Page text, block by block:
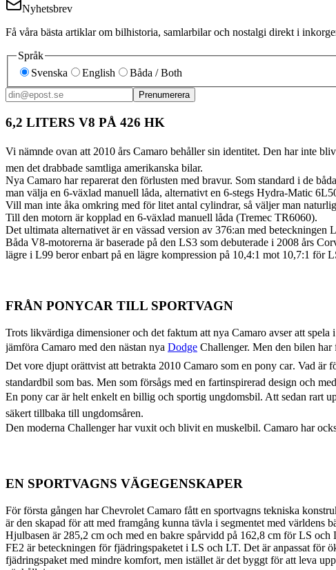
Nyhetsbrev
Få våra bästa artiklar om bilhistoria, samlarbilar och nostalgi direkt i
Språk
Svenska
English Båda / Both
Prenumerera
6,2 LITERS V8 PÅ 426 HK
Vi nämnde ovan att 2010 års Camaro behåller sin identitet. Den har inte
men det drabbade samtliga amerikanska bilar.
Nya Camaro har reparerat den förlusten med bravur. Som standard i de
man välja en 6-växlad manuell låda, alternativt en 6-stegs Hydra-Matic
Vill man inte åka omkring med för litet antal cylindrar, så väljer man
Till den motorn är kopplad en 6-växlad manuell låda (Tremec TR6060).
Det ultimata alternativet är en vässad version av 376:an med
Båda V8-motorerna är baserade på den LS3 som debuterade i 2008 års
lägre i L99 beror enbart på en lägre kompression på 10,4:1 mot 10,7:1 för
FRÅN PONYCAR TILL SPORTVAGN
Trots likvärdiga dimensioner och det faktum att nya Camaro avser att
jämföra Camaro med den nästan nya Dodge Challenger. Men den bilen har
Det vore djupt orättvist att betrakta 2010 Camaro som en pony car. Vad
standardbil som bas. Men som försågs med en fartinspirerad design och
En pony car är helt enkelt en billig och sportig ungdomsbil. Att sedan
säkert tillbaka till ungdomsåren.
Den moderna Challenger har vuxit och blivit en muskelbil. Camaro har
EN SPORTVAGNS VÄGEGENSKAPER
För första gången har Chevrolet Camaro fått en sportvagns tekniska
är den skapad för att med framgång kunna tävla i segmentet med
Hjulbasen är 285,2 cm och med en bakre spårvidd på 162,8 cm för LS
FE2 är beteckningen för fjädringspaketet i LS och LT. Det är anpassat för
fjädringspaket med mindre komfort, men istället är det byggt för att leva